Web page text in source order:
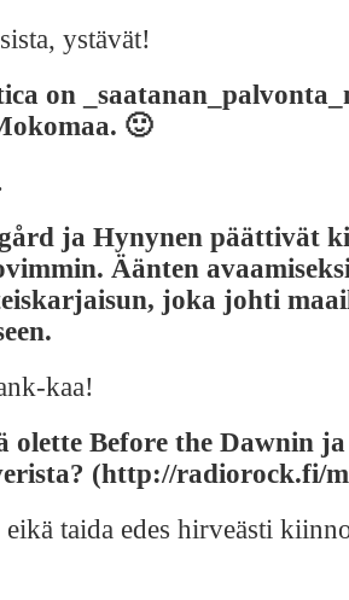
ystävät!
on
🙂
ja Hynynen päättivät
Äänten
joka johti
kaa!
olette Before the Dawnin
(http://radiorock.fi/
taida edes hirveästi